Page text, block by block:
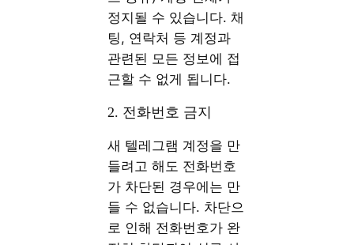
정지될 수 있습니다. 채
팅, 연락처 등 계정과
관련된 모든 정보에 접
근할 수 없게 됩니다.
2. 전화번호 금지
새 텔레그램 계정을 만
들려고 해도 전화번호
가 차단된 경우에는 만
들 수 없습니다. 차단으
로 인해 전화번호가 완